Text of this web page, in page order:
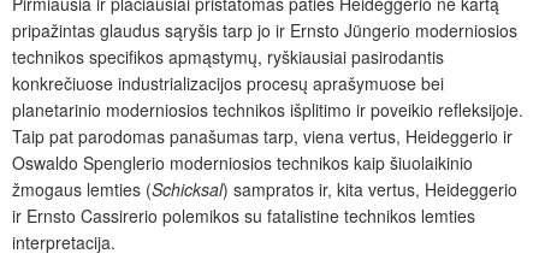
pripažintas glaudus sąryšis tarp jo ir Ernsto Jüngerio moderniosios
technikos specifikos apmąstymų, ryškiausiai pasirodantis
konkrečiuose industrializacijos procesų aprašymuose bei
planetarinio moderniosios technikos išplitimo ir poveikio refleksijoje.
Taip pat parodomas panašumas tarp, viena vertus, Heideggerio ir
Oswaldo Spenglerio moderniosios technikos kaip šiuolaikinio
žmogaus lemties (Schicksal) sampratos ir, kita vertus, Heideggerio
ir Ernsto Cassirerio polemikos su fatalistine technikos lemties
interpretacija.